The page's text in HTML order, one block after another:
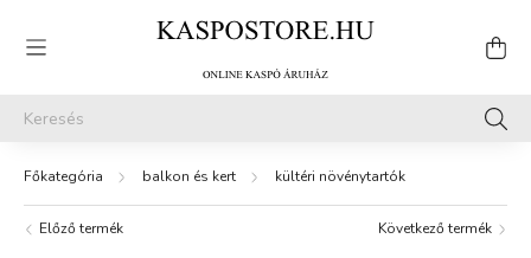
balkon és kert kültéri növénytartók
Előző termék Következő termék